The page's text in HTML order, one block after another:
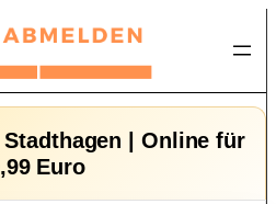
| Online für
Euro